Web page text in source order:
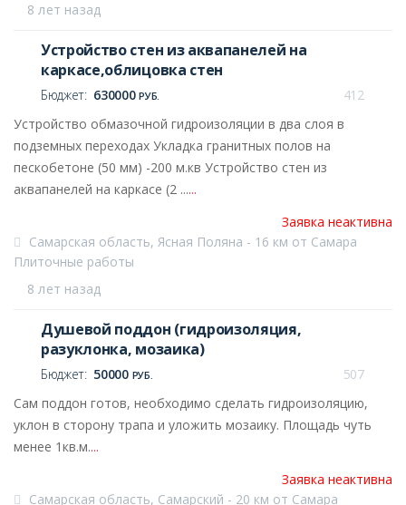
8 лет назад
Устройство стен из аквапанелей на
каркасе,облицовка стен
Бюджет: 630000РУБ.
412
Устройство обмазочной гидроизоляции в два слоя в
подземных переходах Укладка гранитных полов на
пескобетоне (50 мм) -200 м.кв Устройство стен из
аквапанелей на каркасе (2 ......
Заявка неактивна
8 лет назад
Самарская область, Ясная Поляна - 16 км от Самара
Плиточные работы
Душевой поддон (гидроизоляция,
разуклонка, мозаика)
Бюджет: 50000 РУБ.
507
Сам поддон готов, необходимо сделать гидроизоляцию,
уклон в сторону трапа и уложить мозаику. Площадь чуть
менее 1кв.м....
Заявка неактивна
Самарская область, Самарский - 20 км от Самара